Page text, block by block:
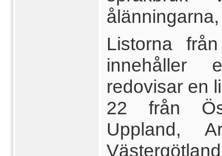
Listorna
innehåller
redovisar en
22 från
Uppland,